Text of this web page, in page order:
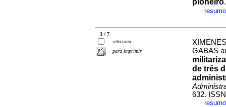
pioneiro
·
3 / 7
seleciona
para imprimir
GABAS
de três
632.
·